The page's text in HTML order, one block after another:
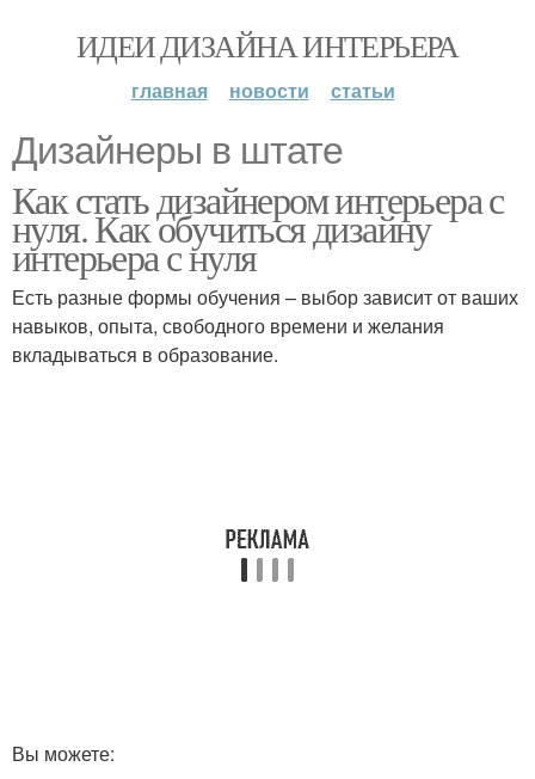
ИДЕИ ДИЗАЙНА ИНТЕРЬЕРА
главная новости статьи
Дизайнеры в штате
Как стать дизайнером интерьера с
нуля. Как обучиться дизайну
интерьера с нуля
Есть разные формы обучения – выбор зависит от ваших
навыков, опыта, свободного времени и желания
вкладываться в образование.
Вы можете: